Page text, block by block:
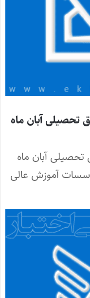
تحصیلی آبان ماه
آبان ماه
موسسات آموزش عالی